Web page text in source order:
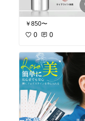
￥850〜
0 0